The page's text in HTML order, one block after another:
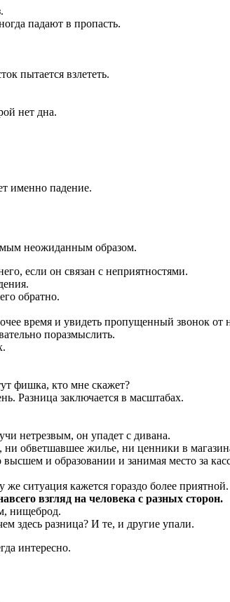
падают в пропасть.
пытается взлететь.
нет дна.
именно падение.
неожиданным образом.
если он связан с неприятностями.
обратно.
время и увидеть пропущенный звонок от
поразмыслить.
фишка, кто мне скажет?
Разница заключается в масштабах.
нетрезвым, он упадет с дивана.
обветшавшее жилье, ни ценники в
и образовании и занимая место за
ситуация кажется гораздо более приятной.
взгляд на человека с разных сторон.
нищеброд.
здесь разница? И те, и другие упали.
интересно.